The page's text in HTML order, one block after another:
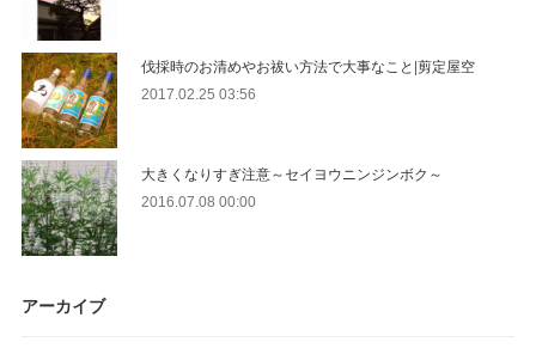
伐採時のお清めやお祓い方法で大事なこと|剪定屋空
2017.02.25 03:56
大きくなりすぎ注意～セイヨウニンジンボク～
2016.07.08 00:00
アーカイブ